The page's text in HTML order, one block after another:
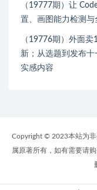
（19777期）让
置、画图能力检测与
（19776期）外面
新；从选题到发布
实感内容
Copyright © 2023本站为
属原著所有，如有需要请